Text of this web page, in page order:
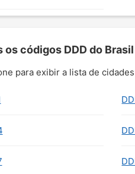
os códigos DDD do Brasil
para exibir a lista de